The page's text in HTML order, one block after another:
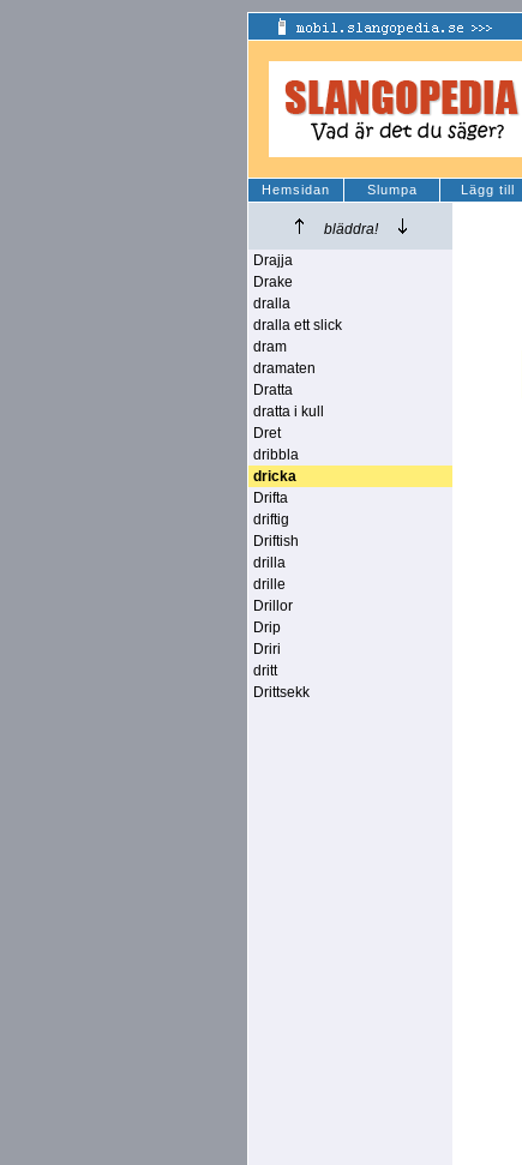
Hemsidan Slumpa Lägg till
bläddra!
Drajja
Drake
dralla
dralla ett slick
dram
dramaten
Dratta
dratta i kull
Dret
dribbla
dricka
Drifta
driftig
Driftish
drilla
drille
Drillor
Drip
Driri
dritt
Drittsekk